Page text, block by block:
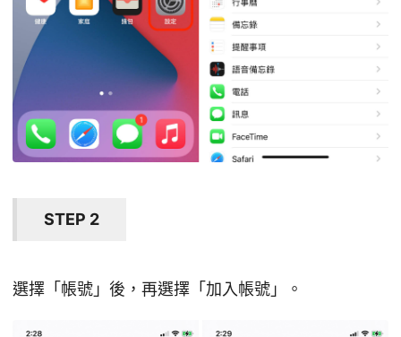
STEP 2
選擇「帳號」後，再選擇「加入帳號」。